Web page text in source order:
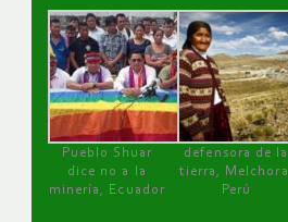
Pueblo Shuar
dice no a la
minería, Ecuador
defensora de la
tierra, Melchora,
Perú